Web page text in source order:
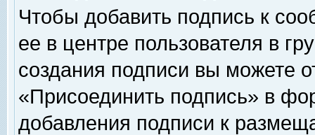
Чтобы добавить подпись к
ее в центре пользователя в
создания подписи вы можете
«Присоединить подпись» в
добавления подписи к